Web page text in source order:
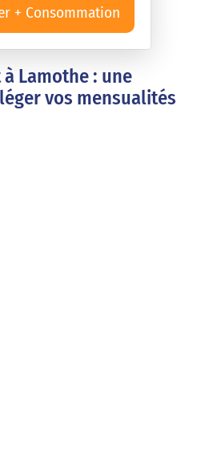
+ Consommation
Lamothe : une
vos mensualités